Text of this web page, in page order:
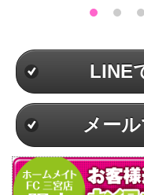
LINE
メー